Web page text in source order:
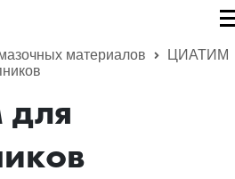
материалов
ЦИАТИМ